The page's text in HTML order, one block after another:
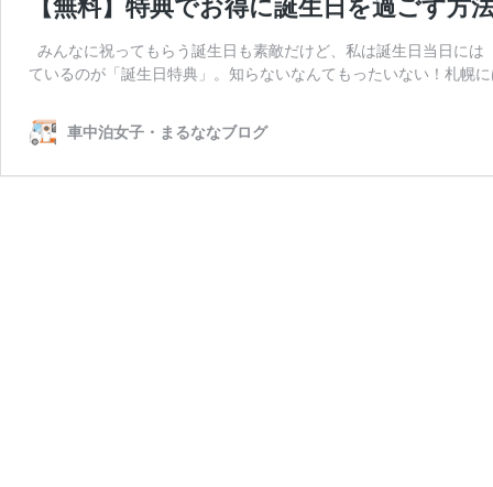
【無料】特典でお得に誕生日を過ごす方
みんなに祝ってもらう誕生日も素敵だけど、私は誕生日当日に
ているのが「誕生日特典」。知らないなんてもったいない！札幌
車中泊女子・まるななブログ